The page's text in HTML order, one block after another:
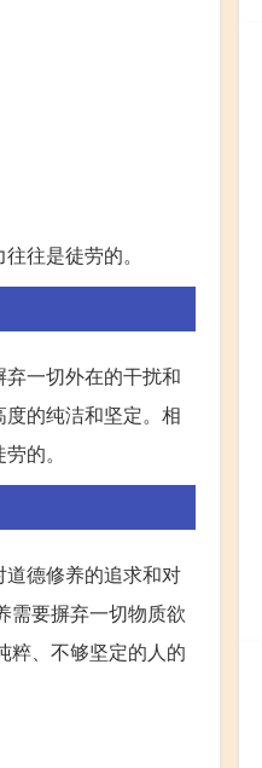
往是徒劳的。
一切外在的干扰和
的纯洁和坚定。相
的。
德修养的追求和对
需要摒弃一切物质欲
粹、不够坚定的人的